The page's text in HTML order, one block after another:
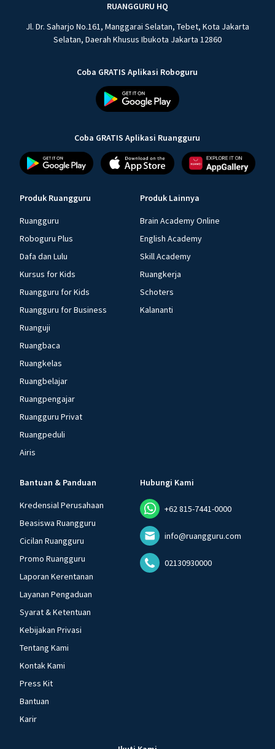
RUANGGURU HQ
Jl. Dr. Saharjo No.161, Manggarai Selatan, Tebet, Kota Jakarta
Selatan, Daerah Khusus Ibukota Jakarta 12860
Coba GRATIS Aplikasi Roboguru
Coba GRATIS Aplikasi Ruangguru
Produk Ruangguru
Ruangguru
Roboguru Plus
Dafa dan Lulu
Kursus for Kids
Ruangguru for Kids
Ruangguru for Business
Ruanguji
Ruangbaca
Ruangkelas
Ruangbelajar
Ruangpengajar
Ruangguru Privat
Ruangpeduli
Airis
Produk Lainnya
Brain Academy Online
English Academy
Skill Academy
Ruangkerja
Schoters
Kalananti
Bantuan & Panduan
Kredensial Perusahaan
Beasiswa Ruangguru
Cicilan Ruangguru
Promo Ruangguru
Laporan Kerentanan
Layanan Pengaduan
Syarat & Ketentuan
Kebijakan Privasi
Tentang Kami
Kontak Kami
Press Kit
Bantuan
Karir
Hubungi Kami
+62 815-7441-0000
info@ruangguru.com
02130930000